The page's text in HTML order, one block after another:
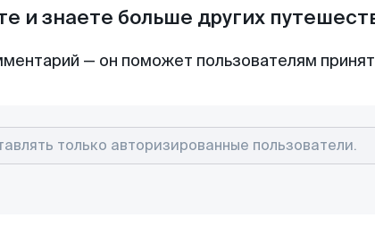
и знаете больше других
— он поможет пользователям